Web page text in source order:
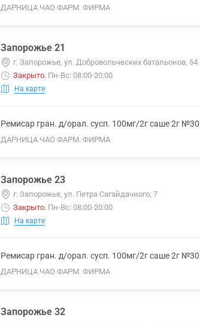
ДАРНИЦА ЧАО ФАРМ. ФИРМА
Запорожье 21
г. Запорожье, ул. Добровольческих батальонов, 54
Закрыто. Пн-Вс: 08:00-20:00
На карте
Ремисар гран. д/орал. сусп. 100мг/2г саше 2г №30
ДАРНИЦА ЧАО ФАРМ. ФИРМА
Запорожье 23
г. Запорожье, ул. Петра Сагайдачного, 7
Закрыто. Пн-Вс: 08:00-20:00
На карте
Ремисар гран. д/орал. сусп. 100мг/2г саше 2г №30
ДАРНИЦА ЧАО ФАРМ. ФИРМА
Запорожье 32